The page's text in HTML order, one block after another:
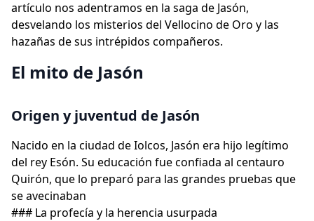
artículo nos adentramos en la saga de Jasón,
desvelando los misterios del Vellocino de Oro y las
hazañas de sus intrépidos compañeros.
El mito de Jasón
Origen y juventud de Jasón
Nacido en la ciudad de Iolcos, Jasón era hijo legítimo
del rey Esón. Su educación fue confiada al centauro
Quirón, que lo preparó para las grandes pruebas que
se avecinaban
### La profecía y la herencia usurpada